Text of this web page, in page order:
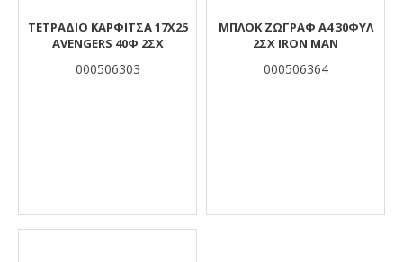
ΤΕΤΡΑΔΙΟ ΚΑΡΦΙΤΣΑ 17Χ25
AVENGERS 40Φ 2ΣΧ
000506303
ΜΠΛΟΚ ΖΩΓΡΑΦ Α4 30ΦΥΛ
2ΣΧ IRON MAN
000506364